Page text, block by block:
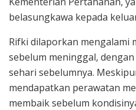
belasungkawa kepada
Rifki dilaporkan mengalami
sebelum meninggal,
sehari sebelumnya.
mendapatkan perawatan
membaik sebelum